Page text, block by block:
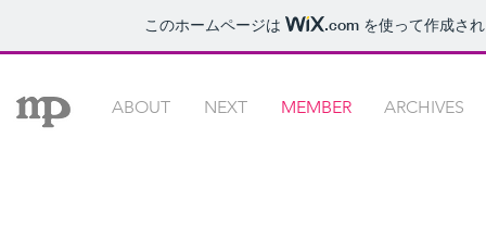
このホームページは .com を使って作成さ
ABOUT NEXT MEMBER ARCHIVES